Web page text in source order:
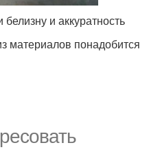
и аккуратность
материалов понадобится